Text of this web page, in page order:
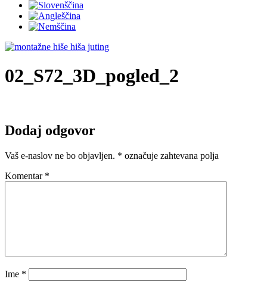
02_S72_3D_pogled_2
Dodaj odgovor
Vaš e-naslov ne bo objavljen. * označuje zahtevana polja
Komentar *
Ime *